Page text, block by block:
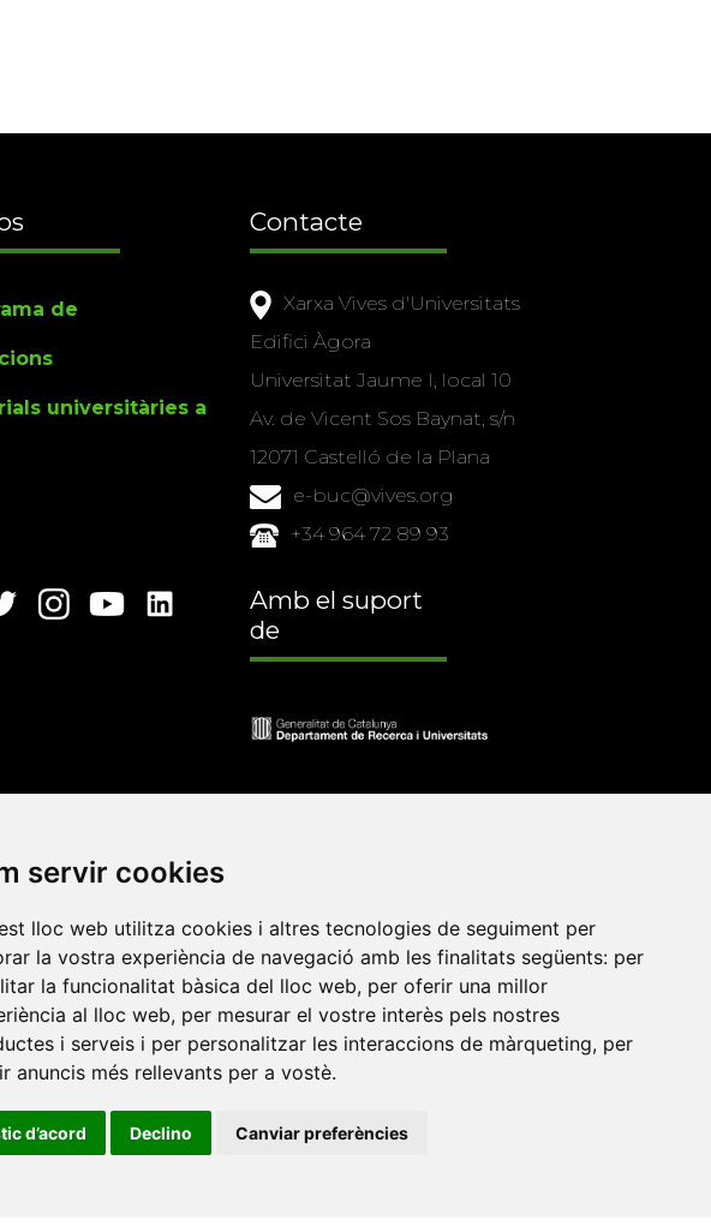
servir cookies
lloc web utilitza cookies i altres tecnologies de seguiment per
la vostra experiència de navegació amb les finalitats següents: per
la funcionalitat bàsica del lloc web, per oferir una millor
al lloc web, per mesurar el vostre interès pels nostres
i serveis i per personalitzar les interaccions de màrqueting, per
anuncis més rellevants per a vostè.
d’acord Declino Canviar preferències
de
universitàries a
Contacte
Xarxa Vives d'Universitats
Edifici Àgora
Universitat Jaume I, local 10
Av. de Vicent Sos Baynat, s/n
12071 Castelló de la Plana
e-buc@vives.org
+34 964 72 89 93
Amb el suport
de
de Barcelona• Universitat de Barcelona •
Universitat CEU Cardenal
Universitat Jaume I• Universitat de Lleida •Universitat Miguel
Politècnica de Catalunya •Universitat Politècnica de València
d'Universitats